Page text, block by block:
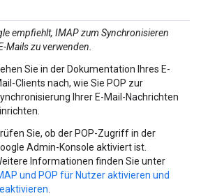
empfiehlt, IMAP zum Synchronisieren
zu verwenden.
Sie in der Dokumentation Ihres E-
Clients nach, wie Sie POP zur
Ihrer E-Mail-Nachrichten
Sie, ob der POP-Zugriff in der
Admin-Konsole aktiviert ist.
Informationen finden Sie unter
und POP für Nutzer aktivieren und